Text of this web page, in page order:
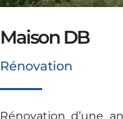
Maison DB
Rénovation
Rénovation d’une